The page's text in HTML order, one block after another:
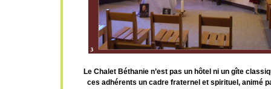
Le Chalet Béthanie n’est pas un hôtel ni un gîte
ces adhérents un cadre fraternel et spirituel, animé